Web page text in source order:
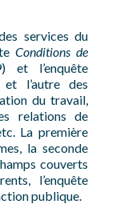
services du
Conditions de
et l’enquête
l’autre des
du travail,
relations de
La première
la seconde
couverts
l’enquête
publique.